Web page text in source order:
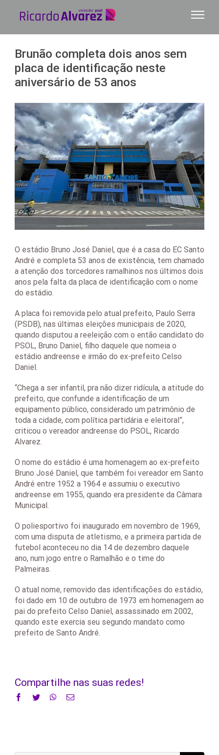
conteúdo
Brunão completa dois anos sem
placa de identificação neste
aniversário de 53 anos
View
Larger
Image
O estádio Bruno José Daniel, que é a casa do EC Santo
André e completa 53 anos de existência, tem chamado
a atenção dos torcedores ramalhinos nos últimos dois
anos pela falta da placa de identificação com o nome
do estádio.
A placa foi removida pelo atual prefeito, Paulo Serra
(PSDB), nas últimas eleições municipais de 2020,
quando disputou a reeleição com o então candidato do
PSOL, Bruno Daniel, filho daquele que nomeia o
estádio andreense e irmão do ex-prefeito Celso
Daniel.
“Chega a ser infantil, pra não dizer ridícula, a atitude do
prefeito, que confunde a identificação de um
equipamento público, considerado um patrimônio de
toda a cidade, com política partidária e eleitoral”,
criticou o vereador andreense do PSOL, Ricardo
Alvarez.
O nome do estádio é uma homenagem ao ex-prefeito
Bruno José Daniel, que também foi vereador em Santo
André entre 1952 a 1964 e assumiu o executivo
andreense em 1955, quando era presidente da Câmara
Municipal.
O poliesportivo foi inaugurado em novembro de 1969,
com uma disputa de atletismo, e a primeira partida de
futebol aconteceu no dia 14 de dezembro daquele
ano, num jogo entre o Ramalhão e o time do
Palmeiras.
O atual nome, removido das identificações do estádio,
foi dado em 10 de outubro de 1973 em homenagem ao
pai do prefeito Celso Daniel, assassinado em 2002,
quando este exercia seu segundo mandato como
prefeito de Santo André.
Compartilhe nas suas redes!
Facebook
TwitterWhatsApp
E-